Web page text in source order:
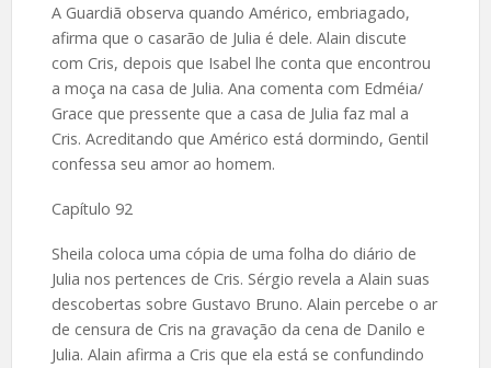
A Guardiã observa quando Américo, embriagado,
afirma que o casarão de Julia é dele. Alain discute
com Cris, depois que Isabel lhe conta que encontrou
a moça na casa de Julia. Ana comenta com Edméia/
Grace que pressente que a casa de Julia faz mal a
Cris. Acreditando que Américo está dormindo, Gentil
confessa seu amor ao homem.
Capítulo 92
Sheila coloca uma cópia de uma folha do diário de
Julia nos pertences de Cris. Sérgio revela a Alain suas
descobertas sobre Gustavo Bruno. Alain percebe o ar
de censura de Cris na gravação da cena de Danilo e
Julia. Alain afirma a Cris que ela está se confundindo